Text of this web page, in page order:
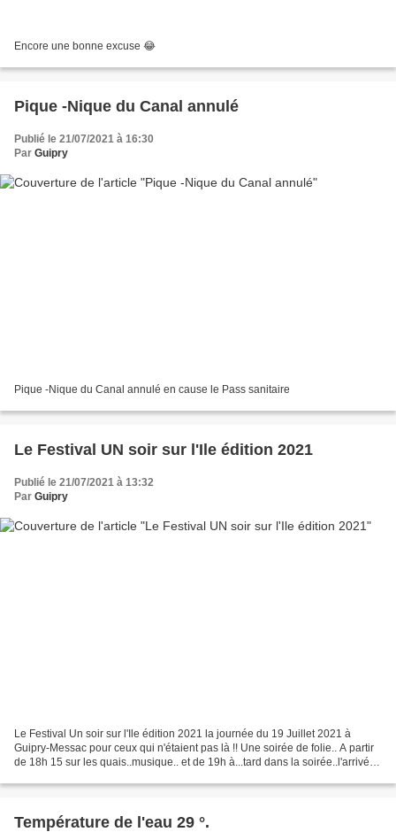
Encore une bonne excuse 😂
Pique -Nique du Canal annulé
Publié le 21/07/2021 à 16:30
Par Guipry
Pique -Nique du Canal annulé en cause le Pass sanitaire
Le Festival UN soir sur l'Ile édition 2021
Publié le 21/07/2021 à 13:32
Par Guipry
Le Festival Un soir sur l'Ile édition 2021 la journée du 19 Juillet 2021 à
Guipry-Messac pour ceux qui n'étaient pas là !! Une soirée de folie.. A partir
de 18h 15 sur les quais..musique.. et de 19h à...tard dans la soirée..l'arrivée
Température de l'eau 29 °.